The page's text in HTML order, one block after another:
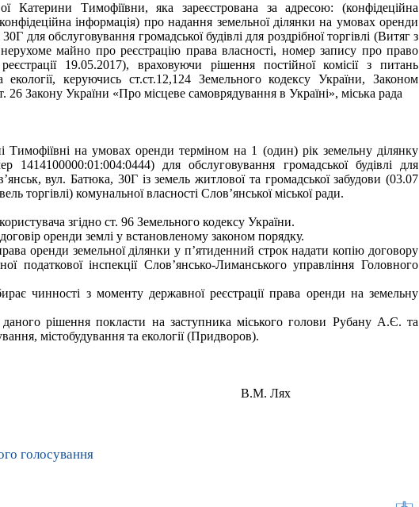
Катерини Тимофіївни, яка зареєстрована за адресою: (конфідеційна
інформація) про надання земельної ділянки на умовах оренди
для обслуговування громадської будівлі для роздрібної торгівлі (Витяг з
майно про реєстрацію права власності, номер запису про право
19.05.2017), враховуючи рішення постійної комісії з питань
екології, керуючись ст.ст.12,124 Земельного кодексу України, Законом
Закону України «Про місцеве самоврядування в Україні», міська рада
Тимофіївні на умовах оренди терміном на 1 (один) рік земельну ділянку
для обслуговування громадської будівлі для
вул. Батюка, 30Г із земель житлової та громадської забудови (03.07
торгівлі) комунальної власності Слов’янської міської ради.
згідно ст. 96 Земельного кодексу України.
оренди землі у встановленому законом порядку.
оренди земельної ділянки у п’ятиденний строк надати копію договору
податкової інспекції Слов’янсько-Лиманського управління Головного
чинності з моменту державної реєстрації права оренди на земельну
рішення покласти на заступника міського голови Рубану А.Є. та
містобудування та екології (Придворов).
В.М. Лях
голосування